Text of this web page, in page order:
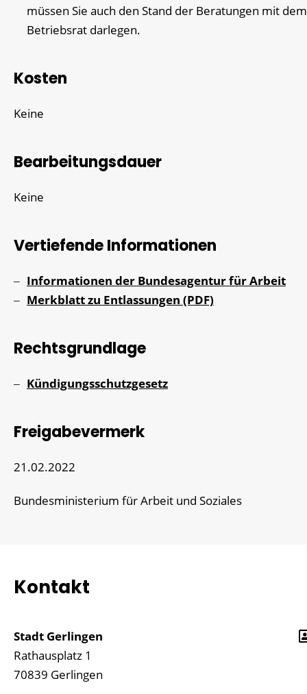
müssen Sie auch den Stand der Beratungen mit dem
Betriebsrat darlegen.
Kosten
Keine
Bearbeitungsdauer
Keine
Vertiefende Informationen
Informationen der Bundesagentur für Arbeit
Merkblatt zu Entlassungen (PDF)
Rechtsgrundlage
Kündigungsschutzgesetz
Freigabevermerk
21.02.2022
Bundesministerium für Arbeit und Soziales
Kontakt
Stadt Gerlingen
Rathausplatz 1
70839 Gerlingen